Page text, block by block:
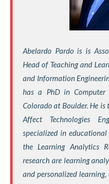
Abelardo Pardo is is
Head of Teaching and
and Information
has a PhD in
Colorado at Boulder. He
Affect Technologies
specialized in
the Learning Analytics
research are learning
and personalized